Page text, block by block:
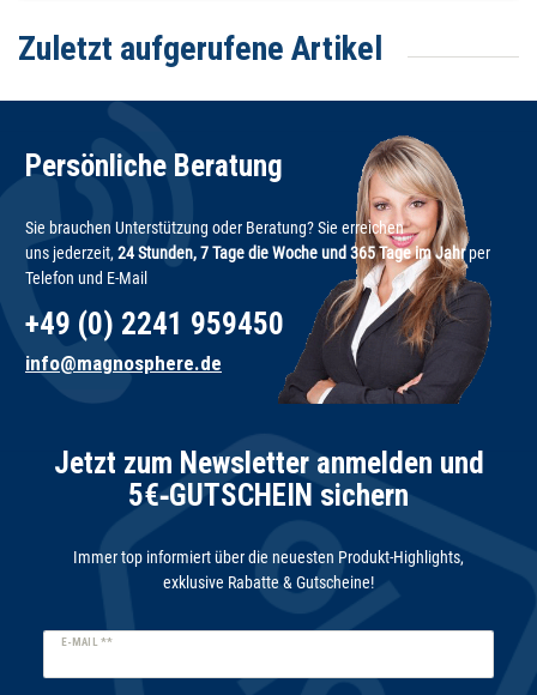
Zuletzt aufgerufene Artikel
Persönliche Beratung
Sie brauchen Unterstützung oder Beratung? Sie erreichen
uns jederzeit, 24 Stunden, 7 Tage die Woche und 365 Tage im Jahrper
Telefon und E-Mail
+49 (0) 2241 959450
info@magnosphere.de
Jetzt zum Newsletter anmelden und
5€‑GUTSCHEIN sichern
Immer top informiert über die neuesten Produkt-Highlights,
exklusive Rabatte & Gutscheine!
E-MAIL **
Newsletter